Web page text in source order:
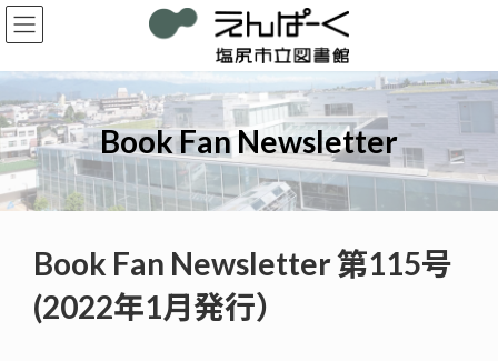
コ
ン
ン
ツ
へ
ス
キ
ッ
プ
ナ
ビ
ー
シ
ョ
ン
に
移
動
Book Fan Newsletter
Book Fan Newsletter 第115号
(2022年1月発行）